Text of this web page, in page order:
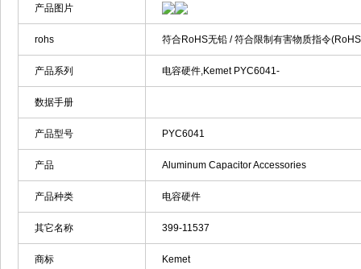
产品图片
rohs 符合RoHS无铅 / 符合限制有害物质指令
产品系列 电容硬件,Kemet PYC6041-
数据手册
产品型号 PYC6041
产品 Aluminum Capacitor Accessories
产品种类 电容硬件
其它名称 399-11537
商标 Kemet